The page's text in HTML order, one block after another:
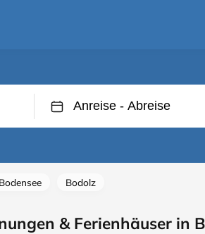
Bodolz
& Ferienhäuser in